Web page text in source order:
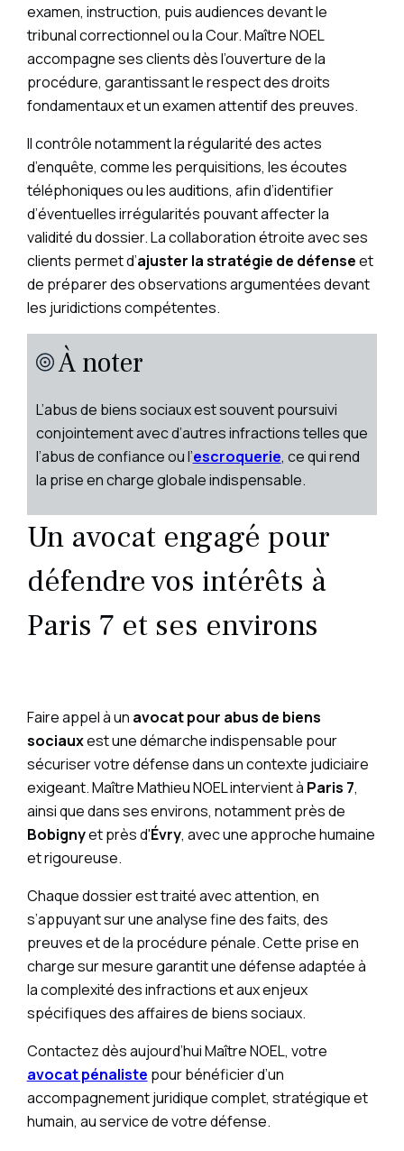
examen, instruction, puis audiences devant le
tribunal correctionnel ou la Cour. Maître NOEL
accompagne ses clients dès l’ouverture de la
procédure, garantissant le respect des droits
fondamentaux et un examen attentif des preuves.
Il contrôle notamment la régularité des actes
d’enquête, comme les perquisitions, les écoutes
téléphoniques ou les auditions, afin d’identifier
d’éventuelles irrégularités pouvant affecter la
validité du dossier. La collaboration étroite avec ses
clients permet d’ajuster la stratégie de défenseet
de préparer des observations argumentées devant
les juridictions compétentes.
À noter
L’abus de biens sociaux est souvent poursuivi
conjointement avec d’autres infractions telles que
l’abus de confiance ou l’escroquerie, ce qui rend
la prise en charge globale indispensable.
Un avocat engagé pour
défendre vos intérêts à
Paris 7 et ses environs
Faire appel à un avocat pour abus de biens
sociauxest une démarche indispensable pour
sécuriser votre défense dans un contexte judiciaire
exigeant. Maître Mathieu NOEL intervient à Paris 7,
ainsi que dans ses environs, notamment près de
Bobignyet près d'Évry, avec une approche humaine
et rigoureuse.
Chaque dossier est traité avec attention, en
s’appuyant sur une analyse fine des faits, des
preuves et de la procédure pénale. Cette prise en
charge sur mesure garantit une défense adaptée à
la complexité des infractions et aux enjeux
spécifiques des affaires de biens sociaux.
Contactez dès aujourd’hui Maître NOEL, votre
avocat pénaliste pour bénéficier d’un
accompagnement juridique complet, stratégique et
humain, au service de votre défense.